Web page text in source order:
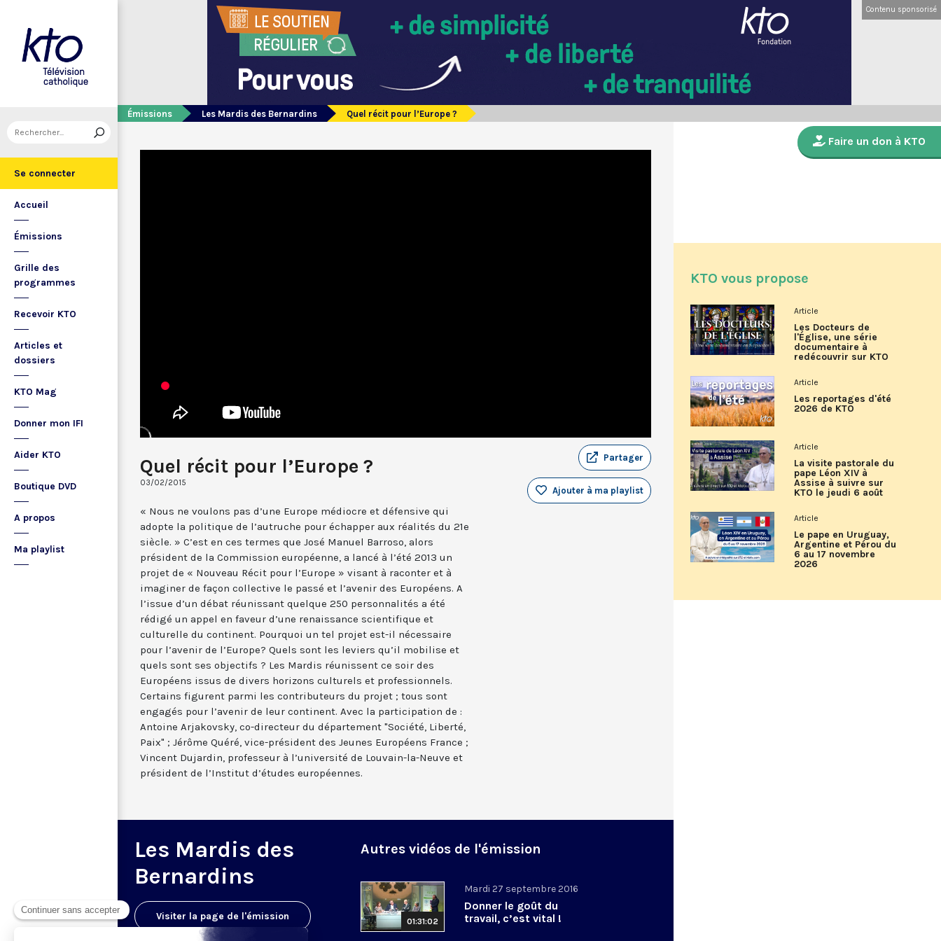
Se connecter
Accueil
Émissions
Grille des
programmes
Recevoir KTO
Articles et
dossiers
KTO Mag
Donner mon IFI
Aider KTO
Boutique DVD
A propos
Ma playlist
Contenu sponsorisé
Émissions Les Mardis des Bernardins Quel récit pour l’Europe ?
Quel récit pour l’Europe ?
03/02/2015
Partager
Ajouter à ma playlist
« Nous ne voulons pas d’une Europe médiocre et défensive qui
adopte la politique de l’autruche pour échapper aux réalités du 21e
siècle. » C’est en ces termes que José Manuel Barroso, alors
président de la Commission européenne, a lancé à l’été 2013 un
projet de « Nouveau Récit pour l’Europe » visant à raconter et à
imaginer de façon collective le passé et l’avenir des Européens. A
l’issue d’un débat réunissant quelque 250 personnalités a été
rédigé un appel en faveur d’une renaissance scientifique et
culturelle du continent. Pourquoi un tel projet est-il nécessaire
pour l’avenir de l’Europe? Quels sont les leviers qu’il mobilise et
quels sont ses objectifs ? Les Mardis réunissent ce soir des
Européens issus de divers horizons culturels et professionnels.
Certains figurent parmi les contributeurs du projet ; tous sont
engagés pour l’avenir de leur continent. Avec la participation de :
Antoine Arjakovsky, co-directeur du département "Société, Liberté,
Paix" ; Jérôme Quéré, vice-président des Jeunes Européens France ;
Vincent Dujardin, professeur à l’université de Louvain-la-Neuve et
président de l’Institut d’études européennes.
Les Mardis des
Bernardins
Visiter la page de l'émission
Autres vidéos de l'émission
01:31:02
Mardi 27 septembre 2016
Donner le goût du
travail, c’est vital !
Faire un don à KTO
KTO vous propose
Article
Les Docteurs de
l'Église, une série
documentaire à
redécouvrir sur KTO
Article
Les reportages d'été
2026 de KTO
Article
La visite pastorale du
pape Léon XIV à
Assise à suivre sur
KTO le jeudi 6 août
Article
Le pape en Uruguay,
Argentine et Pérou du
6 au 17 novembre
2026